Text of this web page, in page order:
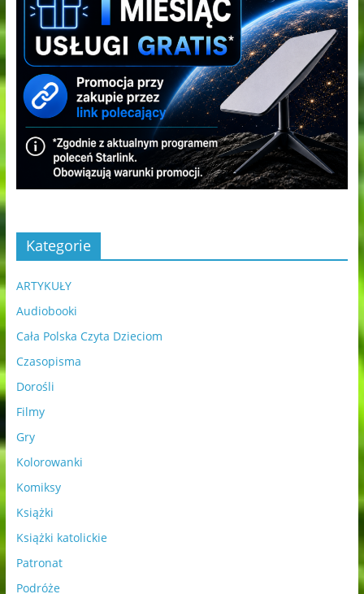
Kategorie
ARTYKUŁY
Audiobooki
Cała Polska Czyta Dzieciom
Czasopisma
Dorośli
Filmy
Gry
Kolorowanki
Komiksy
Książki
Książki katolickie
Patronat
Podróże